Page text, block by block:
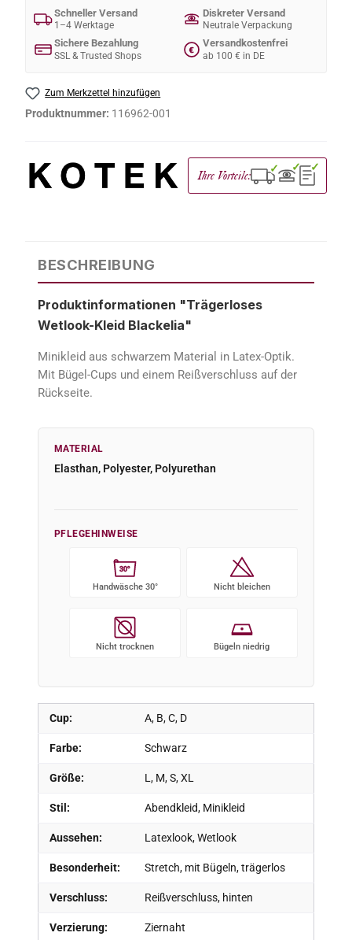
Schneller Versand
1–4 Werktage
Diskreter Versand
Neutrale Verpackung
Sichere Bezahlung
SSL & Trusted Shops
€
Versandkostenfrei
ab 100 € in DE
Zum Merkzettel hinzufügen
Produktnummer: 116962-001
Ihre Vorteile: ✓ ✓ ✓
BESCHREIBUNG
Produktinformationen "Trägerloses
Wetlook-Kleid Blackelia"
Minikleid aus schwarzem Material in Latex-Optik.
Mit Bügel-Cups und einem Reißverschluss auf der
Rückseite.
Cup: A, B, C, D
Farbe: Schwarz
Größe: L, M, S, XL
Stil: Abendkleid, Minikleid
Aussehen: Latexlook, Wetlook
Besonderheit: Stretch, mit Bügeln, trägerlos
Verschluss: Reißverschluss, hinten
Verzierung: Ziernaht
MATERIAL
Elasthan, Polyester, Polyurethan
PFLEGEHINWEISE
30°
Handwäsche 30° Nicht bleichen
Nicht trocknen Bügeln niedrig